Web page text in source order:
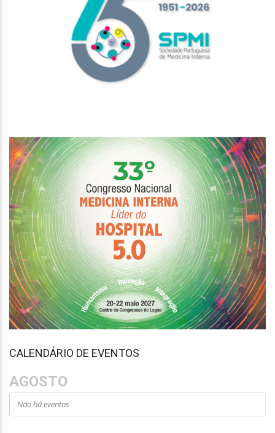
CALENDÁRIO DE EVENTOS
AGOSTO
Não há eventos